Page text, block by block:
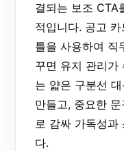
결되는 보조 CTA
적입니다. 공고
틀을 사용하여 직
꾸면 유지 관리가
는 얇은 구분선
만들고, 중요한
로 감싸 가독성과
다.